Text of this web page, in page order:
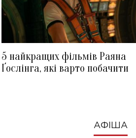
5 найкращих фільмів Раяна
Ґослінга, які варто побачити
АФІША